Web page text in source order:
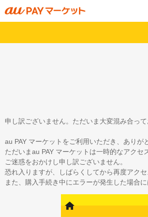
申し訳ございません。ただいま大変混み合って
au PAY マーケットをご利用いただき、ありが
ただいまau PAY マーケットは一時的なアクセ
ご迷惑をおかけし申し訳ございません。
恐れ入りますが、しばらくしてから再度アク
また、購入手続き中にエラーが発生した場合